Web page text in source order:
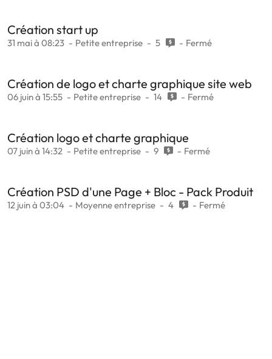
Création start up
31 mai à 08:23 Petite entreprise 5 Fermé
Création de logo et charte graphique site web
06 juin à 15:55 Petite entreprise 14 Fermé
Création logo et charte graphique
07 juin à 14:32 Petite entreprise 9 Fermé
Création PSD d'une Page + Bloc - Pack Produit
12 juin à 03:04 Moyenne entreprise 4 Fermé